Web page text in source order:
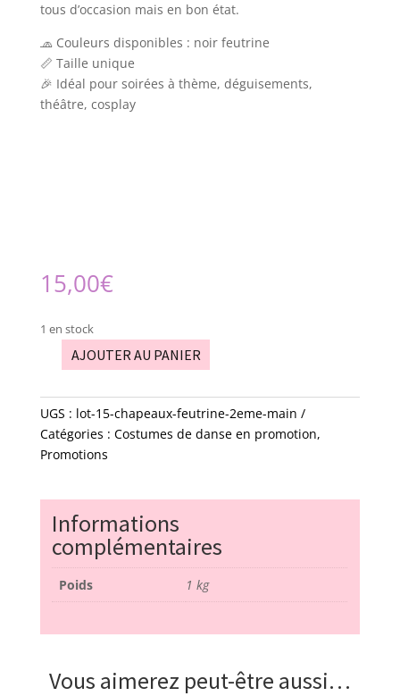
tous d’occasion mais en bon état.
🧢 Couleurs disponibles : noir feutrine
📏 Taille unique
🎉 Idéal pour soirées à thème, déguisements,
théâtre, cosplay
15,00€
1 en stock
quantité
lot
15
chapeaux
2éme
main
AJOUTER AU PANIER
UGS : lot-15-chapeaux-feutrine-2eme-main
Catégories : Costumes de danse en promotion,
Promotions
Informations
complémentaires
Poids 1 kg
Vous aimerez peut-être aussi…